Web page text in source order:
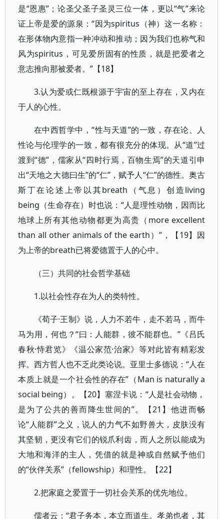
是“恩惠”；论圣父圣子圣灵三位一体，更以“气”来论
证上帝是爱的源泉：“因为spiritus（神）这一名称：
在形体物内意指一种冲动和推动；因为我们也称气和
风为spiritus，可见爱所固有的性质，就是把爱者之
意志推向那被爱者。”【18】
3.认为爱或仁既根源于宇宙的至上存在，又内在
于人的心性。
在中西哲学中，“性与天道”的一致，存在论、人
性论与伦理学的一致，都有很充分的体现。从“道”过
渡到“德”，儒家从“四时行焉，百物生焉”的天道引申
出“天地之大德曰生”的“仁”，赋予人“仁”的德性。奥古
斯丁在论述上帝以其breath（气息）创造living
being（生命存在）时也说：“人是理性动物，因而比
地球上所有其他动物都更为高贵（more excellent
than all other animals of the earth）”，【19】因
为上帝的breath已将爱德置于人的心中。
（三）共同的社会哲学基础
1.以社会性存在为人的类特性。
《荀子·王制》说，人力不若牛，走不若马，而牛
马为用，何也？“曰：人能群，彼不能群也。”《吕氏
春秋·恃君览》《温公家范·治家》等对此皆有精彩发
挥。西方哲人也不乏此类论说。亚里士多德说：“人在
本质上就是一个社会性的存在”（Man is naturally a
social being）。【20】塞涅卡说：“人是社会动物，
是为了公共的善而降生世间的”。【21】他进而畅
论“人能群”之义，说人的力气不如野兽大，皮肤没有
其坚韧，更没有它们的锐爪利齿，而人之所以能成为
大地和海洋的主人，凭借的就是神或自然赋予他们
的“伙伴关系”（fellowship）和理性。【22】
2.把家庭之爱置于一切社会关系的优先地位。
儒者云：“君子务本，本立而道生。孝弟也者，其